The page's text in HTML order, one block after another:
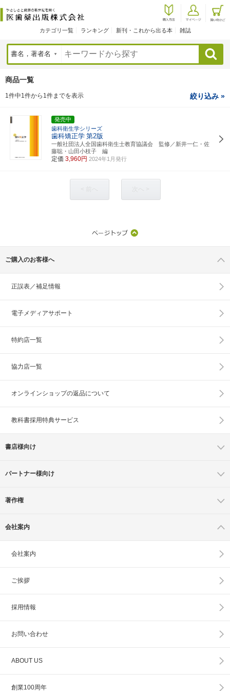
カテゴリ一覧 ランキング 新刊・これから出る本 雑誌
検索
商品一覧
1件中1件から1件までを表示 絞り込み »
発売中
歯科衛生学シリーズ
歯科矯正学 第2版
一般社団法人全国歯科衛生士教育協議会 監修／新井一仁・佐
藤聡・山田小枝子 編
定価 3,960円 2024年1月発行
ご購入のお客様へ
正誤表／補足情報
電子メディアサポート
特約店一覧
協力店一覧
オンラインショップの返品について
教科書採用特典サービス
書店様向け
パートナー様向け
著作権
会社案内
会社案内
ご挨拶
採用情報
お問い合わせ
ABOUT US
創業100周年